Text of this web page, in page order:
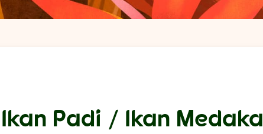
Ikan Padi / Ikan Medaka